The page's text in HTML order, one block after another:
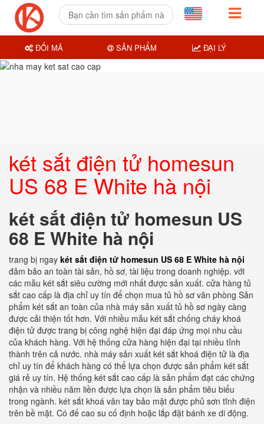
két sắt điện tử homesun
US 68 E White hà nội
két sắt điện tử homesun US
68 E White hà nội
trang bị ngay két sắt điện tử homesun US 68 E White hà nội
đảm bảo an toàn tài sản, hồ sơ, tài liệu trong doanh nghiệp. với
các mẫu két sắt siêu cường mới nhất được sản xuất. cửa hàng tủ
sắt cao cấp là địa chỉ uy tín để chọn mua tủ hồ sơ văn phòng Sản
phẩm két sắt an toàn của nhà máy sản xuất tủ hồ sơ ngày càng
được cải thiện tốt hơn. Với nhiều mẫu két sắt chống cháy khoá
điện tử được trang bị công nghệ hiện đại đáp ứng mọi nhu cầu
của khách hàng. Với hệ thống cửa hàng hiện đại tại nhiều tỉnh
thành trên cả nước. nhà máy sản xuất két sắt khoá điện tử là địa
chỉ uy tín để khách hàng có thể lựa chọn được sản phẩm két sắt
giá rẻ uy tín. Hệ thống két sắt cao cấp là sản phẩm đạt các chứng
nhận và nhiều năm liền được lựa chọn là sản phẩm tiêu biểu
trong ngành. két sắt khoá vân tay bảo mật được phủ sơn tĩnh điện
trên bề mặt. Có đế cao su cố định hoặc lắp đặt bánh xe di động.
ĐỔI MÃ SẢN PHẨM ĐẠI LÝ